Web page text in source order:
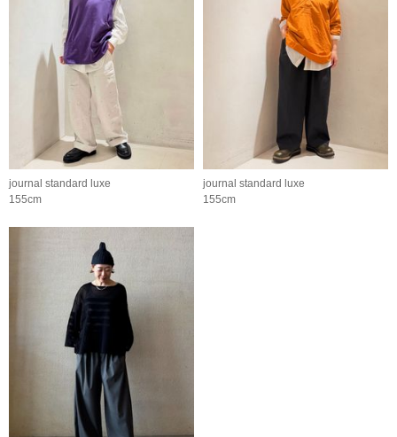
journal standard luxe
155cm
journal standard luxe
155cm